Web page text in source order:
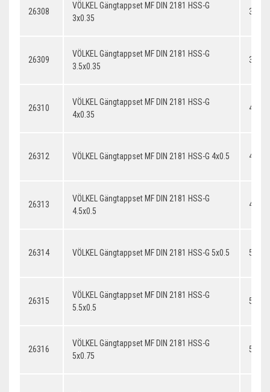
26308
VÖLKEL Gängtappset MF DIN 2181 HSS-G
3x0.35
26309
VÖLKEL Gängtappset MF DIN 2181 HSS-G
3.5x0.35
26310
VÖLKEL Gängtappset MF DIN 2181 HSS-G
4x0.35
26312 VÖLKEL Gängtappset MF DIN 2181 HSS-G 4x0.5 4x0.5
26313
VÖLKEL Gängtappset MF DIN 2181 HSS-G
4.5x0.5
26314 VÖLKEL Gängtappset MF DIN 2181 HSS-G 5x0.5 5x0.5
26315
VÖLKEL Gängtappset MF DIN 2181 HSS-G
5.5x0.5
26316
VÖLKEL Gängtappset MF DIN 2181 HSS-G
5x0.75